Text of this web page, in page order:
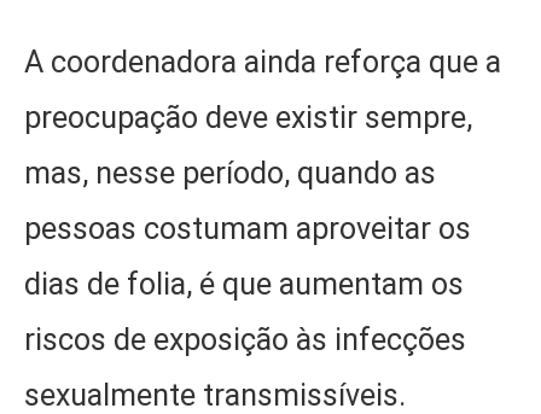
A coordenadora ainda reforça que a
preocupação deve existir sempre,
mas, nesse período, quando as
pessoas costumam aproveitar os
dias de folia, é que aumentam os
riscos de exposição às infecções
sexualmente transmissíveis.